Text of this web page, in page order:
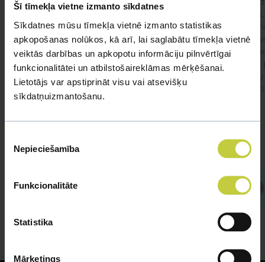
Šī tīmekļa vietne izmanto sīkdatnes
Sīkdatnes mūsu tīmekļa vietnē izmanto statistikas
apkopošanas nolūkos, kā arī, lai saglabātu tīmekļa vietnē
veiktās darbības un apkopotu informāciju pilnvērtīgai
funkcionalitātei un atbilstošaireklāmas mērķēšanai.
Lietotājs var apstiprināt visu vai atsevišķu
sīkdatņuizmantošanu.
izvēle
Nepieciešamība
Funkcionalitāte
Statistika
Mārketings
garnelēm kārbiņās apakšā.Kādas sekas varētu
būt?Kā kaķis varētu reağēt...Ko darīt?
#kakis #apedis #plevi
Atbild Veterinārārsts,